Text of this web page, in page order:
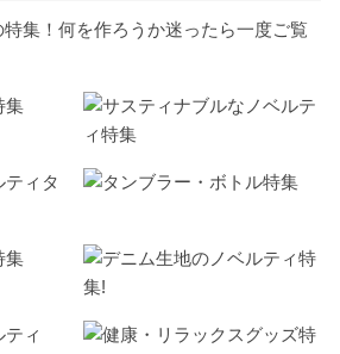
集！何を作ろうか迷ったら一度ご覧